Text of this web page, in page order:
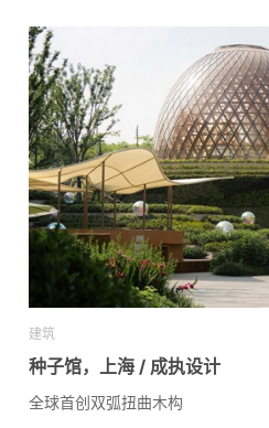
建筑
种子馆，上海 / 成执设计
全球首创双弧扭曲木构